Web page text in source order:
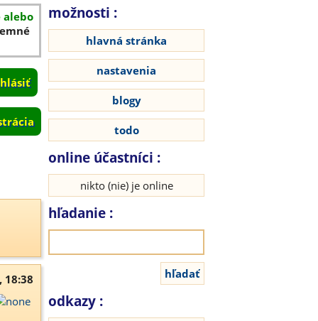
alebo
18:38
možnosti :
hlavná stránka
nastavenia
blogy
todo
online účastníci :
nikto (nie) je online
hľadanie :
odkazy :